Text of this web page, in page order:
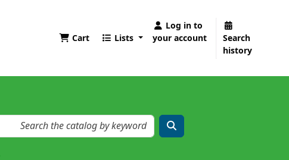
Cart Lists
Log in to
your account
Search
history